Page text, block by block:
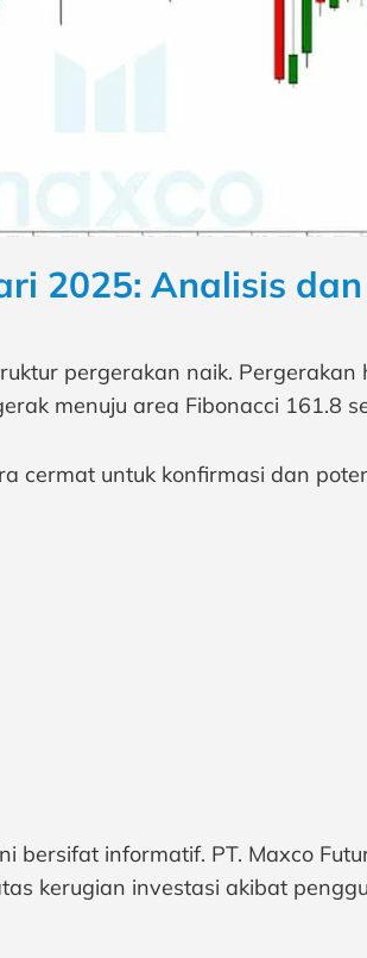
2025: Analisis
pergerakan naik.
menuju area Fibonacci 161.8
cermat untuk konfirmasi dan
bersifat informatif. PT. Maxco
kerugian investasi akibat